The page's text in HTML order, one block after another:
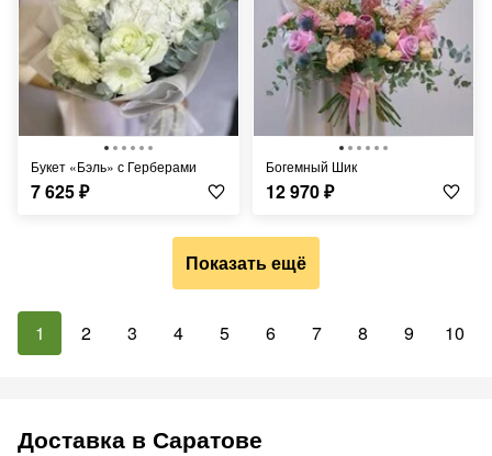
Букет «Бэль» с Герберами
7 625₽
Богемный Шик
12 970₽
Показать ещё
1 2 3 4 5 6 7 8 9 10
Доставка в Саратове